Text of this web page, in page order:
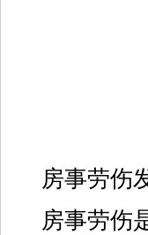
房事劳伤
房事劳伤